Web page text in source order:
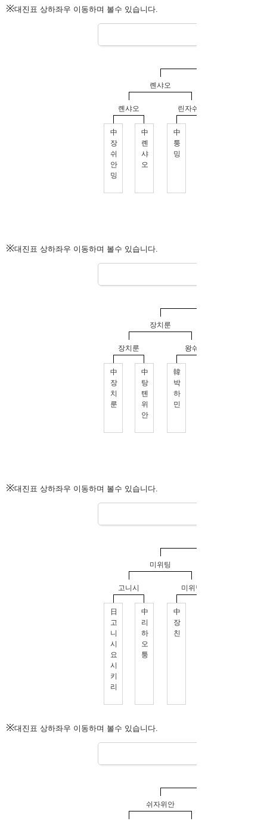
※대진표 상하좌우 이동하며 볼수 있습니다.
※대진표 상하좌우 이동하며 볼수 있습니다.
※대진표 상하좌우 이동하며 볼수 있습니다.
※대진표 상하좌우 이동하며 볼수 있습니다.